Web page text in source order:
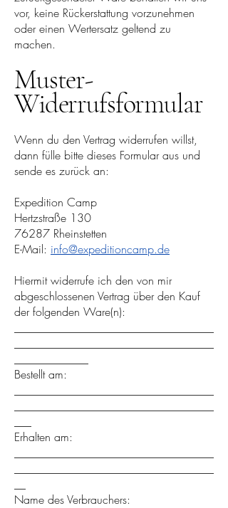
vor, keine Rückerstattung vorzunehmen
oder einen Wertersatz geltend zu
machen.
Muster-
Widerrufsformular
Wenn du den Vertrag widerrufen willst,
dann fülle bitte dieses Formular aus und
sende es zurück an:
Expedition Camp
Hertzstraße 130
76287 Rheinstetten
E-Mail: info@expeditioncamp.de
Hiermit widerrufe ich den von mir
abgeschlossenen Vertrag über den Kauf
der folgenden Ware(n):
Bestellt am:
Erhalten am:
Name des Verbrauchers: